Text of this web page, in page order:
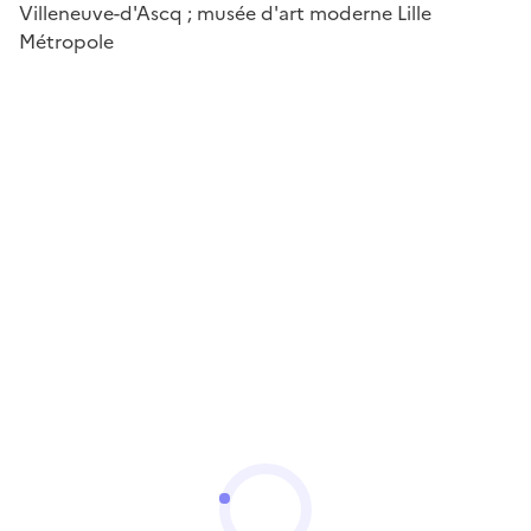
Villeneuve-d'Ascq ; musée d'art moderne Lille
Métropole